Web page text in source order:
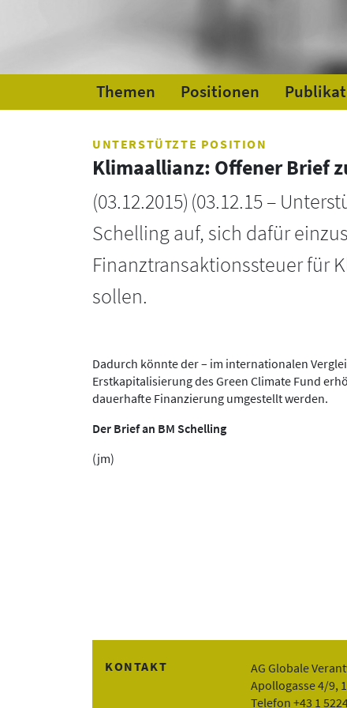
Themen Positionen
UNTERSTÜTZTE POSITION
Klimaallianz: Offener Brief
(03.12.2015) (03.12.15 –
Schelling auf, sich dafür
Finanztransaktionssteuer für
sollen.
Dadurch könnte der – im internationalen
Erstkapitalisierung des Green Climate Fund
dauerhafte Finanzierung umgestellt werden.
Der Brief an BM Schelling
(jm)
KONTAKT
AG Globale
Apollogasse 4/9,
Telefon +43 1